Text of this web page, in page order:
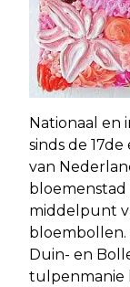
Nationaal en
sinds de
van
bloemenstad
middelpunt
bloembollen.
Duin- en
tulpenmanie